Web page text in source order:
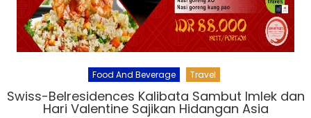
Food And Beverage Travel
Swiss-Belresidences Kalibata Sambut Imlek dan
Hari Valentine Sajikan Hidangan Asia